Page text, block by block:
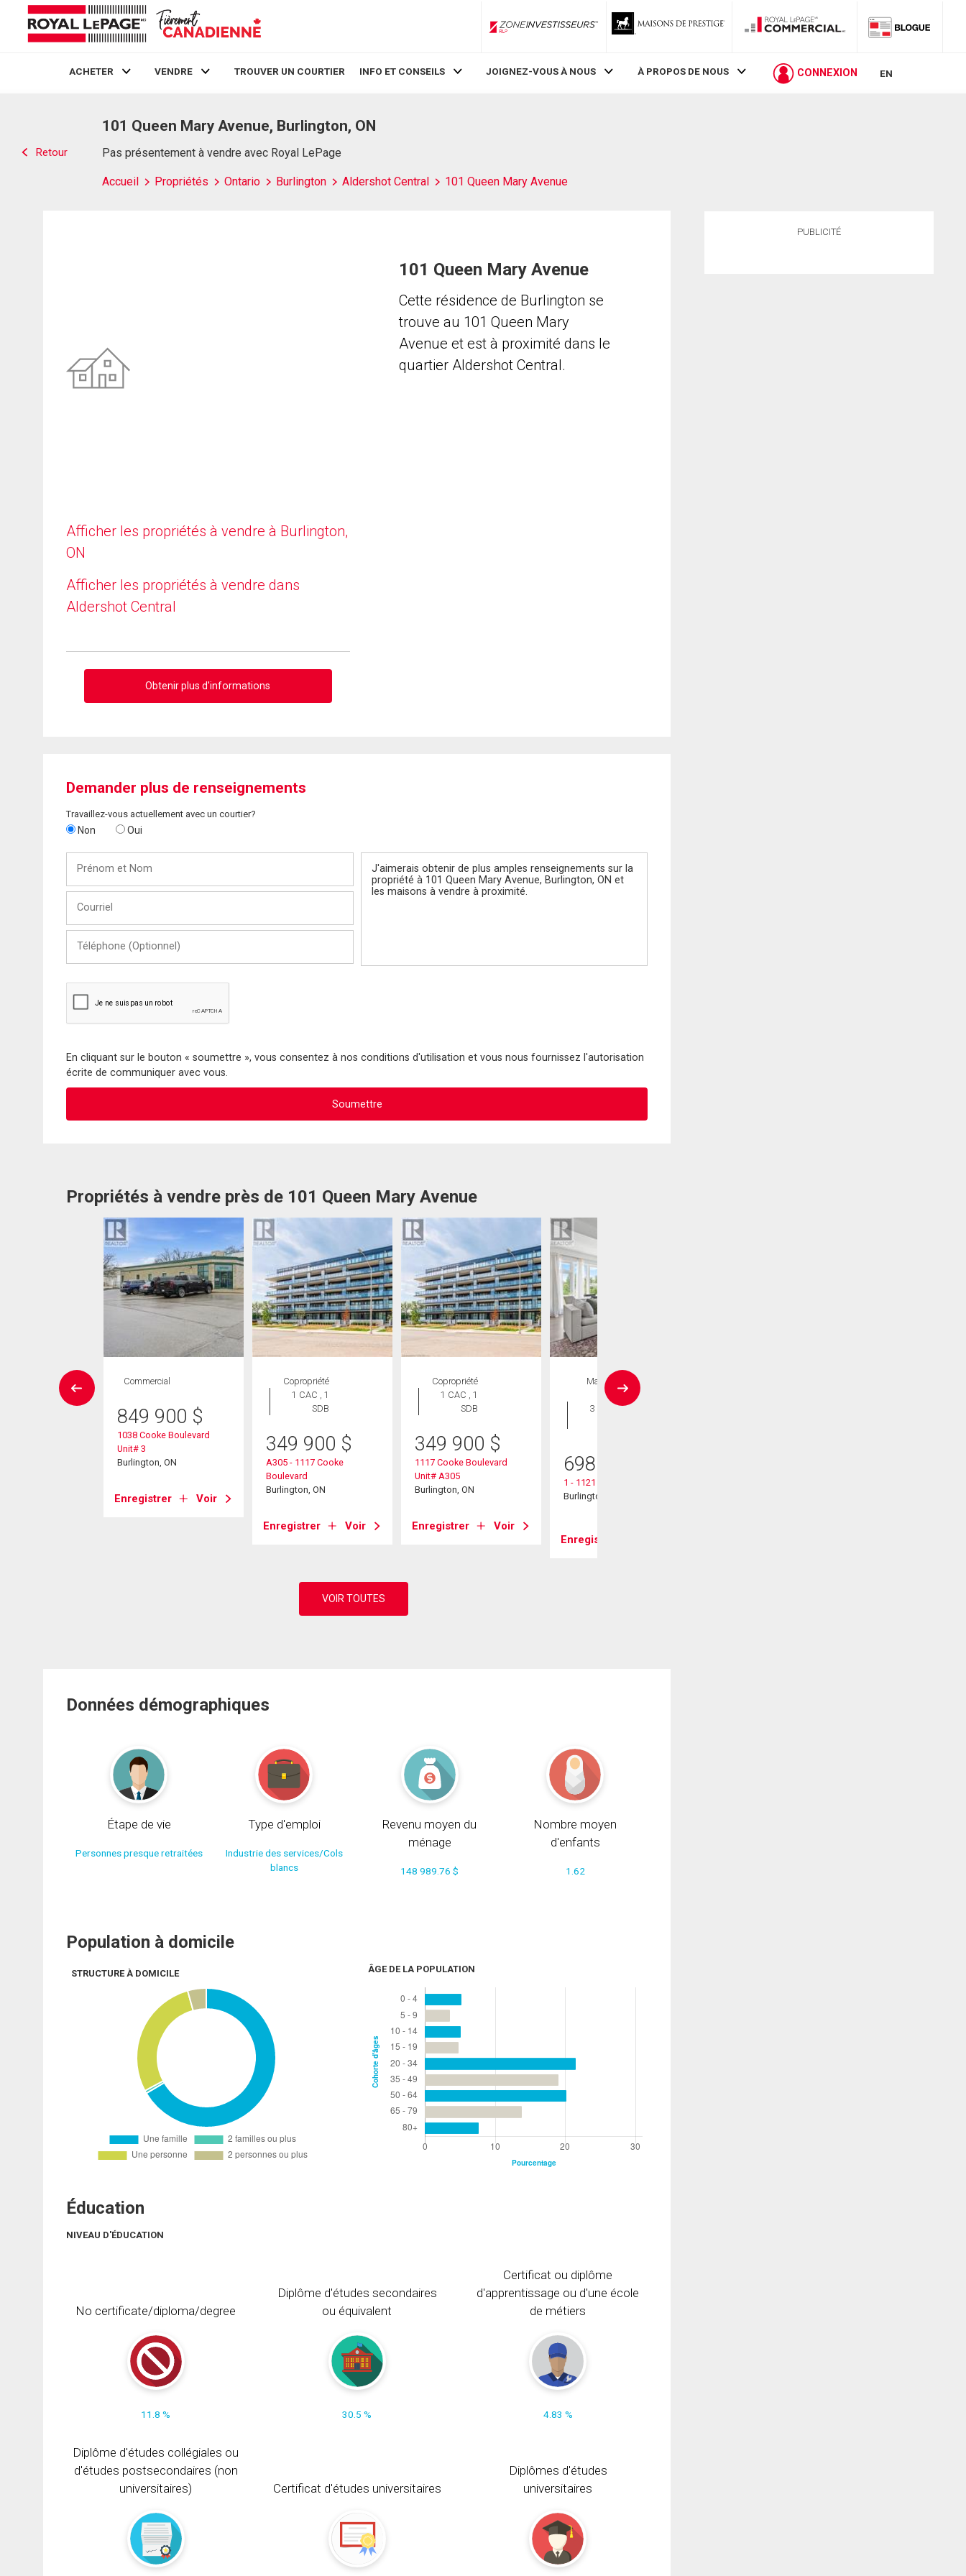
ZoneInvestisseurs RLP
ACHETER VENDRE TROUVER UN COURTIER INFO ET CONSEILS JOIGNEZ-VOUS À NOUS À PROPOS DE NOUS CONNEXION EN
Retour
101 Queen Mary Avenue, Burlington, ON
Pas présentement à vendre avec Royal LePage
Accueil Propriétés Ontario Burlington Aldershot Central 101 Queen Mary Avenue
Afficher les propriétés à vendre à Burlington,
ON
Afficher les propriétés à vendre dans
Aldershot Central
Obtenir plus d'informations
101 Queen Mary Avenue
Cette résidence de Burlington se
trouve au 101 Queen Mary
Avenue et est à proximité dans le
quartier Aldershot Central.
Demander plus de renseignements
Travaillez-vous actuellement avec un courtier?
Non Oui
Nom
(Optionnel)
En cliquant sur le bouton « soumettre », vous consentez à nos conditions d'utilisation et vous nous fournissez l'autorisation
écrite de communiquer avec vous.
Propriétés à vendre près de 101 Queen Mary Avenue
Commercial
849 900 $
1038 Cooke Boulevard
Unit# 3
Burlington, ON
Enregistrer Voir
Copropriété
1 CAC , 1
SDB
349 900 $
A305 - 1117 Cooke
Boulevard
Burlington, ON
Enregistrer Voir
Copropriété
1 CAC , 1
SDB
349 900 $
1117 Cooke Boulevard
Unit# A305
Burlington, ON
Enregistrer Voir
Maison en
rangée
3 CAC , 2
698 000
1 - 1121 Cooke Boulevard
Burlington, ON
Enregistrer
Données démographiques
Étape de vie
Personnes presque retraitées
Type d'emploi
Industrie des services/Cols
blancs
Revenu moyen du
ménage
148 989.76 $
Nombre moyen
d'enfants
1.62
Population à domicile
STRUCTURE À DOMICILE ÂGE DE LA POPULATION
Éducation
NIVEAU D'ÉDUCATION
No certificate/diploma/degree
11.8 %
Diplôme d'études secondaires
ou équivalent
30.5 %
Certificat ou diplôme
d'apprentissage ou d'une école
de métiers
4.83 %
Diplôme d'études collégiales ou
d'études postsecondaires (non
universitaires)
Certificat d'études universitaires
Diplômes d'études
universitaires
PUBLICITÉ